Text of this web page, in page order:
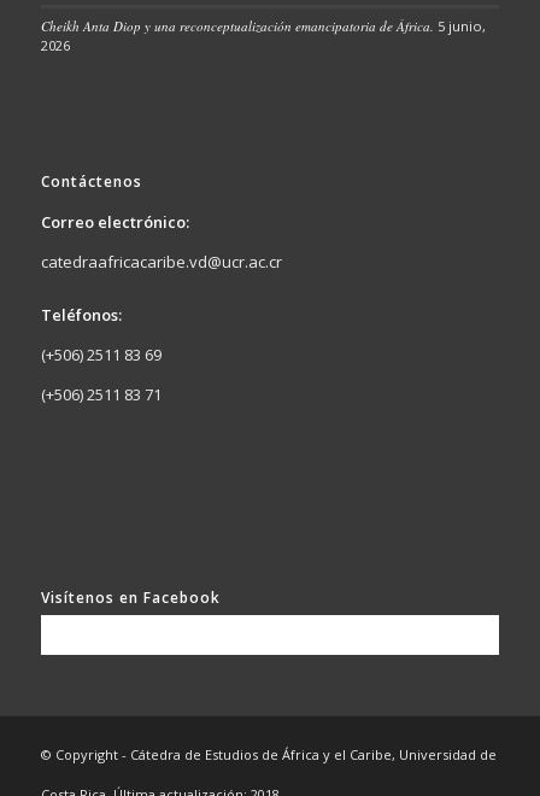
Cheikh Anta Diop y una reconceptualización emancipatoria de África. 5 junio,
2026
Contáctenos
Correo electrónico:
catedraafricacaribe.vd@ucr.ac.cr
Teléfonos:
(+506) 2511 83 69
(+506) 2511 83 71
Visítenos en Facebook
© Copyright - Cátedra de Estudios de África y el Caribe, Universidad de